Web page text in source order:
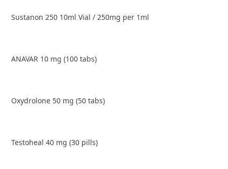
Sustanon 250 10ml Vial / 250mg per 1ml
ANAVAR 10 mg (100 tabs)
Oxydrolone 50 mg (50 tabs)
Testoheal 40 mg (30 pills)